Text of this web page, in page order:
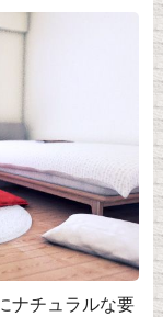
ナチュラルな要